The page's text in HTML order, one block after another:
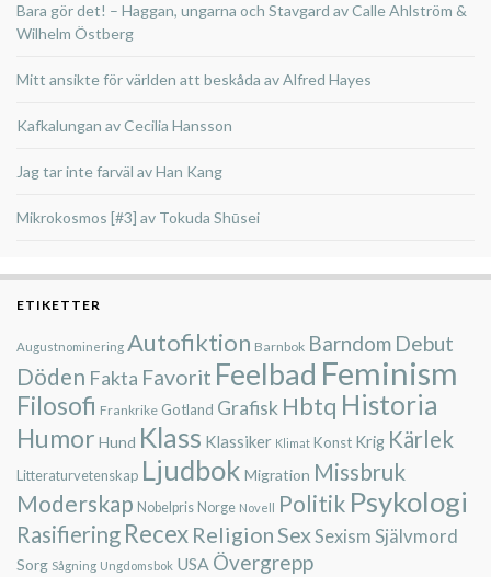
Bara gör det! – Haggan, ungarna och Stavgard av Calle Ahlström &
Wilhelm Östberg
Mitt ansikte för världen att beskåda av Alfred Hayes
Kafkalungan av Cecilia Hansson
Jag tar inte farväl av Han Kang
Mikrokosmos [#3] av Tokuda Shūsei
ETIKETTER
Augustnominering Autofiktion Barnbok Barndom Debut
Döden Fakta Favorit Feelbad Feminism
Filosofi Frankrike Gotland Grafisk Hbtq Historia
Humor Hund Klass Klassiker Klimat Konst Krig Kärlek
Litteraturvetenskap Ljudbok Migration Missbruk
Moderskap Nobelpris Norge Novell Politik Psykologi
Rasifiering Recex ReligionSex Sexism Självmord
Sorg Sågning Ungdomsbok USA Övergrepp